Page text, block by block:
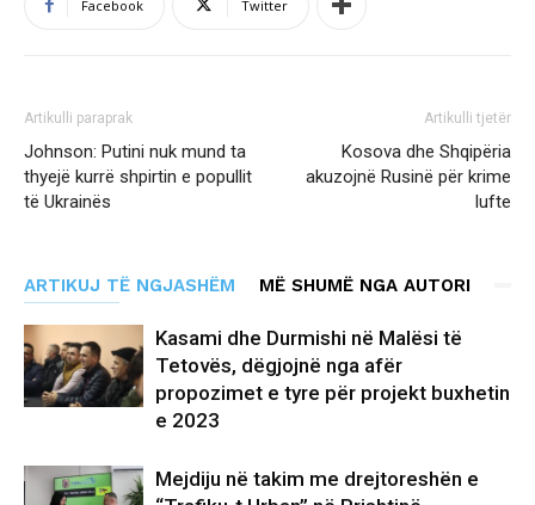
Facebook Twitter
Artikulli paraprak
Johnson: Putini nuk mund ta
thyejë kurrë shpirtin e popullit
të Ukrainës
Artikulli tjetër
Kosova dhe Shqipëria
akuzojnë Rusinë për krime
lufte
ARTIKUJ TË NGJASHËM MË SHUMË NGA AUTORI
Kasami dhe Durmishi në Malësi të
Tetovës, dëgjojnë nga afër
propozimet e tyre për projekt buxhetin
e 2023
Mejdiju në takim me drejtoreshën e